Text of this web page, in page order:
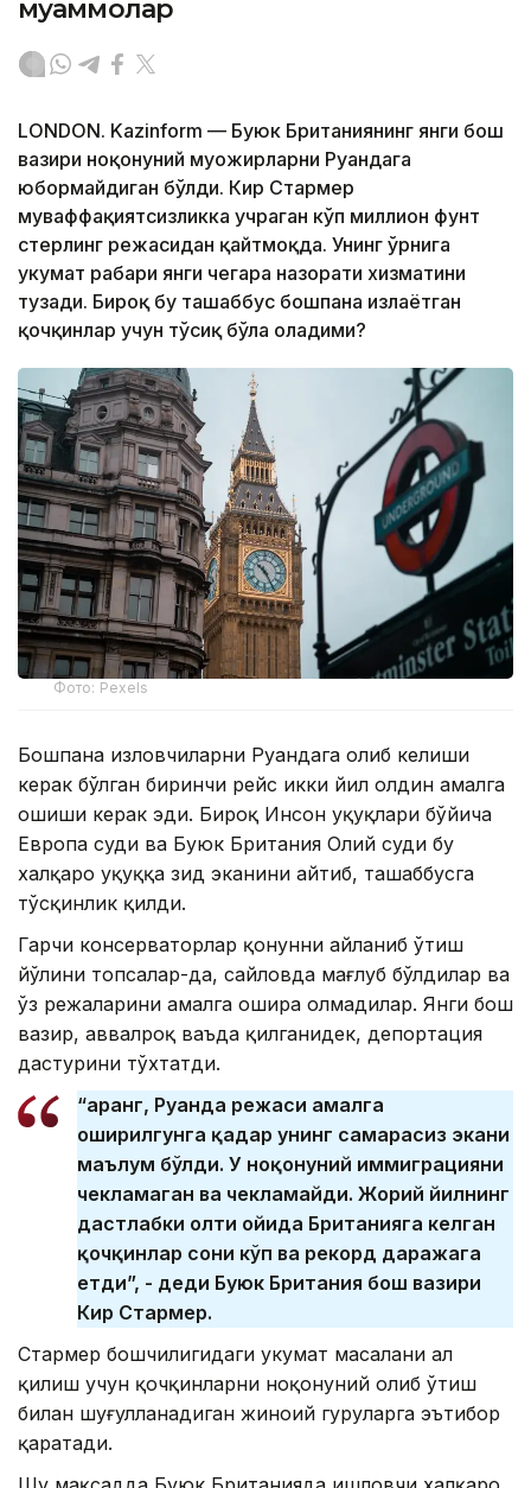
муаммолар
LONDON. Kazinform — Буюк Британиянинг янги бош
вазири ноқонуний муҳожирларни Руандага
юбормайдиган бўлди. Кир Стармер
муваффақиятсизликка учраган кўп миллион фунт
стерлинг режасидан қайтмоқда. Унинг ўрнига
ҳукумат раҳбари янги чегара назорати хизматини
тузади. Бироқ бу ташаббус бошпана излаётган
қочқинлар учун тўсиқ бўла оладими?
Фото: Pexels
Бошпана изловчиларни Руандага олиб келиши
керак бўлган биринчи рейс икки йил олдин амалга
ошиши керак эди. Бироқ Инсон ҳуқуқлари бўйича
Европа суди ва Буюк Британия Олий суди бу
халқаро ҳуқуққа зид эканини айтиб, ташаббусга
тўсқинлик қилди.
Гарчи консерваторлар қонунни айланиб ўтиш
йўлини топсалар-да, сайловда мағлуб бўлдилар ва
ўз режаларини амалга ошира олмадилар. Янги бош
вазир, аввалроқ ваъда қилганидек, депортация
дастурини тўхтатди.
“Қаранг, Руанда режаси амалга
оширилгунга қадар унинг самарасиз экани
маълум бўлди. У ноқонуний иммиграцияни
чекламаган ва чекламайди. Жорий йилнинг
дастлабки олти ойида Британияга келган
қочқинлар сони кўп ва рекорд даражага
етди”, - деди Буюк Британия бош вазири
Кир Стармер.
Стармер бошчилигидаги ҳукумат масалани ҳал
қилиш учун қочқинларни ноқонуний олиб ўтиш
билан шуғулланадиган жиноий гуруҳларга эътибор
қаратади.